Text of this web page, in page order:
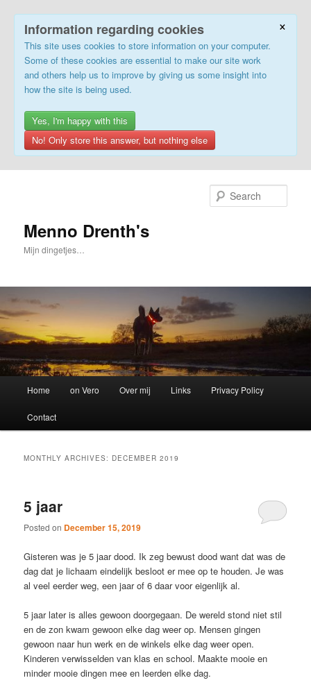
×
Information regarding cookies
This site uses cookies to store information on your computer.
Some of these cookies are essential to make our site work
and others help us to improve by giving us some insight into
how the site is being used.
Yes, I'm happy with this
No! Only store this answer, but nothing else
Menno Drenth's
Mijn dingetjes…
Home on Vero Over mij Links Privacy Policy
Contact
MONTHLY ARCHIVES: DECEMBER 2019
5 jaar
Posted on December 15, 2019
Gisteren was je 5 jaar dood. Ik zeg bewust dood want dat was de
dag dat je lichaam eindelijk besloot er mee op te houden. Je was
al veel eerder weg, een jaar of 6 daar voor eigenlijk al.
5 jaar later is alles gewoon doorgegaan. De wereld stond niet stil
en de zon kwam gewoon elke dag weer op. Mensen gingen
gewoon naar hun werk en de winkels elke dag weer open.
Kinderen verwisselden van klas en school. Maakte mooie en
minder mooie dingen mee en leerden elke dag.